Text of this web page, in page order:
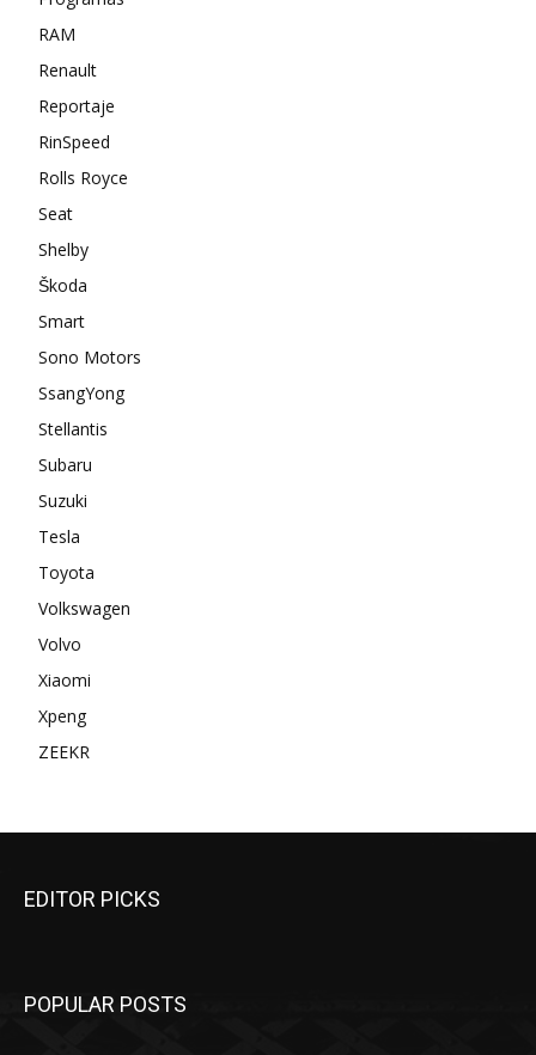
RAM
Renault
Reportaje
RinSpeed
Rolls Royce
Seat
Shelby
Škoda
Smart
Sono Motors
SsangYong
Stellantis
Subaru
Suzuki
Tesla
Toyota
Volkswagen
Volvo
Xiaomi
Xpeng
ZEEKR
EDITOR PICKS
POPULAR POSTS